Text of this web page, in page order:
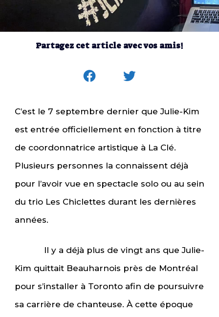
Partagez cet article avec vos amis!
C’est le 7 septembre dernier que Julie-Kim
est entrée officiellement en fonction à titre
de coordonnatrice artistique à La Clé.
Plusieurs personnes la connaissent déjà
pour l’avoir vue en spectacle solo ou au sein
du trio Les Chiclettes durant les dernières
années.
Il y a déjà plus de vingt ans que Julie-
Kim quittait Beauharnois près de Montréal
pour s’installer à Toronto afin de poursuivre
sa carrière de chanteuse. À cette époque